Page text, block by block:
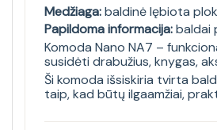
Medžiaga:baldinė lębiota
Papildoma informacija:baldai
Komoda Nano NA7 –
susidėti drabužius, knygas,
Ši komoda išsiskiria tvirta
taip, kad būtų ilgaamžiai,